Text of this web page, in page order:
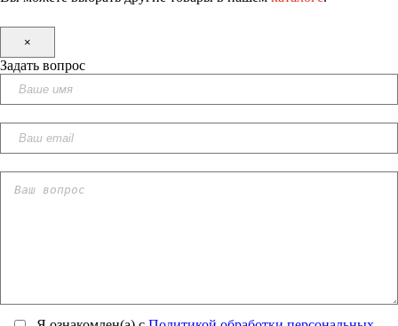
×
Задать вопрос